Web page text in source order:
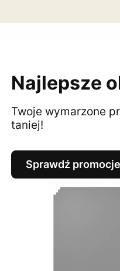
Najlepsze
Twoje wymarzone
taniej!
Sprawdź promocje